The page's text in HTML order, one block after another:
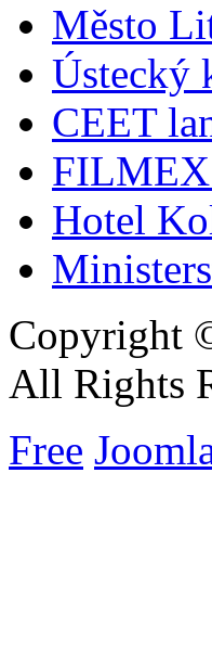
Město
Ústecký
CEET
FILMEX
Hotel
Copyright
All Rights
Free